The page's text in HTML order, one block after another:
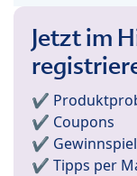
Jetzt im
✔️
✔️ Coupons
✔️
✔️ Tipps per